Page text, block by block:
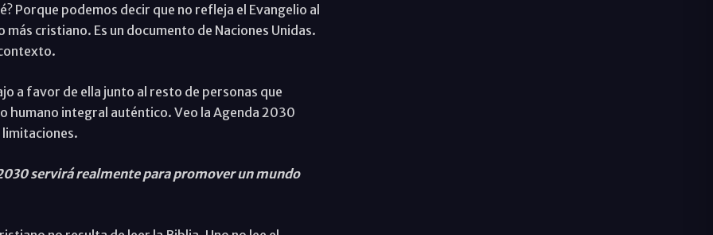
Porque podemos decir que no refleja el Evangelio al
cristiano. Es un documento de Naciones Unidas.
a favor de ella junto al resto de personas que
humano integral auténtico. Veo la Agenda 2030
limitaciones.
servirá realmente para promover un mundo